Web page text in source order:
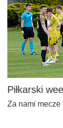
Piłkarski
Za nami mecze